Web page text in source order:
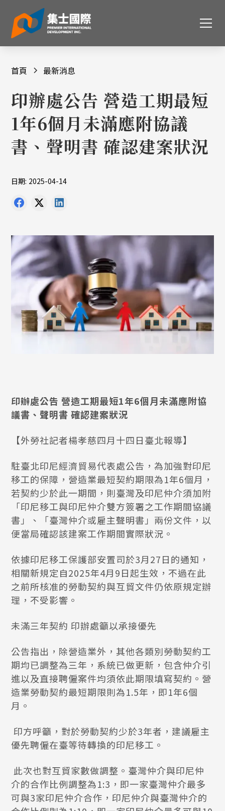
首頁 最新消息
印辦處公告 營造工期最短
1年6個月未滿應附協議
書、聲明書 確認建案狀況
日期: 2025-04-14
印辦處公告 營造工期最短1年6個月未滿應附協
議書、聲明書 確認建案狀況
【外勞社記者楊孝慈四月十四日臺北報導】
駐臺北印尼經濟貿易代表處公告，為加強對印尼
移工的保障，營造業最短契約期限為1年6個月，
若契約少於此一期間，則臺灣及印尼仲介須加附
「印尼移工與印尼仲介雙方簽署之工作期間協議
書」、「臺灣仲介或雇主聲明書」兩份文件，以
便當局確認該建案工作期間實際狀況。
依據印尼移工保護部安置司於3月27日的通知，
相關新規定自2025年4月9日起生效，不過在此
之前所核准的勞動契約與互貿文件仍依原規定辦
理，不受影響。
未滿三年契約 印辦處籲以承接優先
公告指出，除營造業外，其他各類別勞動契約工
期均已調整為三年，系統已做更新，包含仲介引
進以及直接聘僱案件均須依此期限填寫契約。營
造業勞動契約最短期限則為1.5年，即1年6個
月。
印方呼籲，對於勞動契約少於3年者，建議雇主
優先聘僱在臺等待轉換的印尼移工。
此次也對互貿家數做調整。臺灣仲介與印尼仲
介的合作比例調整為1:3，即一家臺灣仲介最多
可與3家印尼仲介合作，印尼仲介與臺灣仲介的